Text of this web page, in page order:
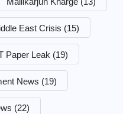
East Crisis (15)
Paper Leak (19)
News (19)
(22)